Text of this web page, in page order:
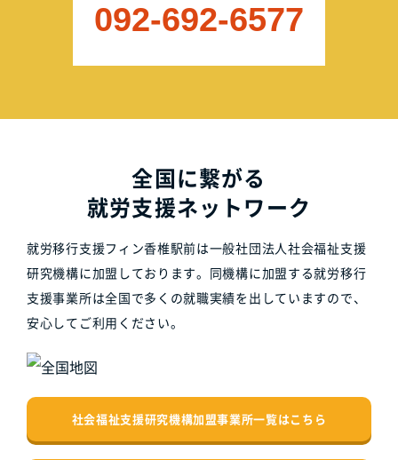
092-692-6577
全国に繋がる
就労支援ネットワーク
就労移行支援フィン香椎駅前は一般社団法人社会福祉支援
研究機構に加盟しております。同機構に加盟する就労移行
支援事業所は全国で多くの就職実績を出していますので、
安心してご利用ください。
社会福祉支援研究機構加盟事業所一覧はこちら